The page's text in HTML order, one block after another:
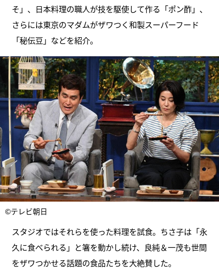
そ」、日本料理の職人が技を駆使して作る「ポン酢」、
さらには東京のマダムがザワつく和製スーパーフード
「秘伝豆」などを紹介。
©テレビ朝日
スタジオではそれらを使った料理を試食。ちさ子は「永
久に食べられる」と箸を動かし続け、良純＆一茂も世間
をザワつかせる話題の食品たちを大絶賛した。